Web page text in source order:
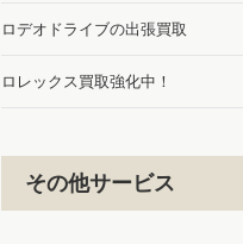
ロデオドライブの出張買取
ロレックス買取強化中！
その他サービス